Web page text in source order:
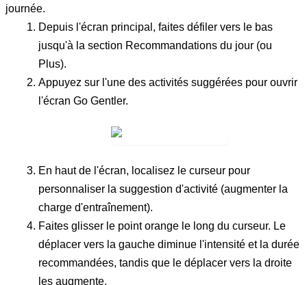
journée.
Depuis l'écran principal, faites défiler vers le bas
jusqu'à la section Recommandations du jour (ou
Plus).
Appuyez sur l'une des activités suggérées pour ouvrir
l'écran Go Gentler.
En haut de l'écran, localisez le curseur pour
personnaliser la suggestion d'activité (augmenter la
charge d'entraînement).
Faites glisser le point orange le long du curseur. Le
déplacer vers la gauche diminue l'intensité et la durée
recommandées, tandis que le déplacer vers la droite
les augmente.